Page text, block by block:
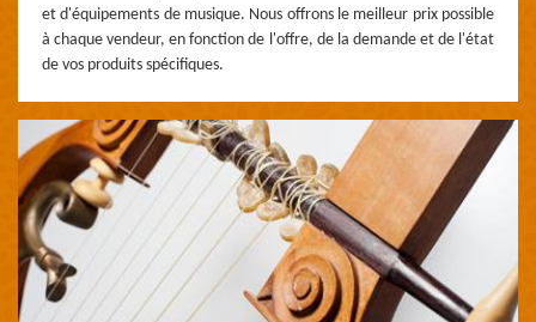
et d'équipements de musique. Nous offrons le meilleur prix possible
à chaque vendeur, en fonction de l'offre, de la demande et de l'état
de vos produits spécifiques.